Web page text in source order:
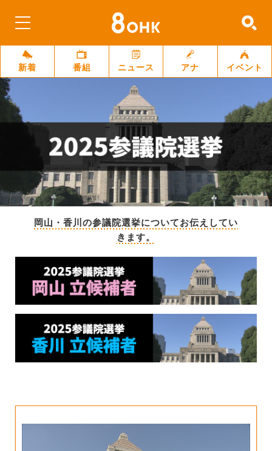
新着 番組 ニュース アナ イベント
岡山・香川の参議院選挙についてお伝えしてい
きます。